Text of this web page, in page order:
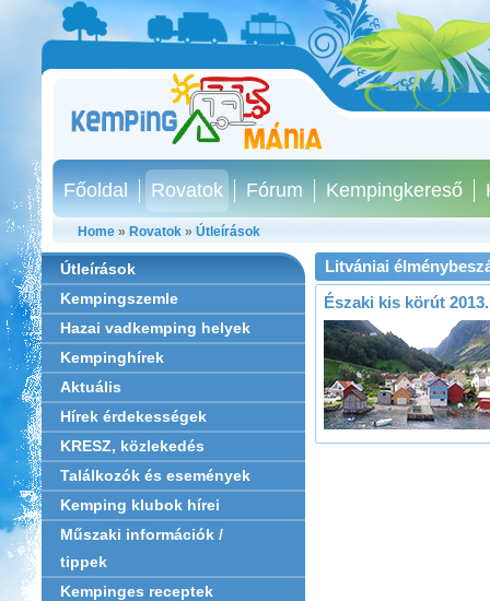
Főoldal Rovatok Fórum Kempingkereső
Home » Rovatok » Útleírások
Útleírások
Kempingszemle
Hazai vadkemping helyek
Kempinghírek
Aktuális
Hírek érdekességek
KRESZ, közlekedés
Találkozók és események
Kemping klubok hírei
Műszaki információk /
tippek
Kempinges receptek
Litvániai
Északi kis körút